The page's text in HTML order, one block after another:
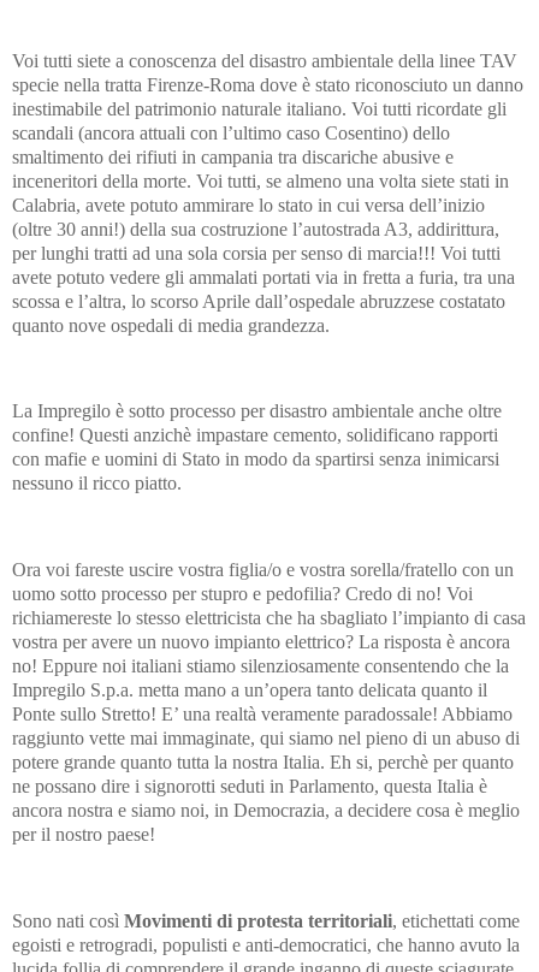
Voi tutti siete a conoscenza del disastro ambientale della linee TAV
specie nella tratta Firenze-Roma dove è stato riconosciuto un danno
inestimabile del patrimonio naturale italiano. Voi tutti ricordate gli
scandali (ancora attuali con l’ultimo caso Cosentino) dello
smaltimento dei rifiuti in campania tra discariche abusive e
inceneritori della morte. Voi tutti, se almeno una volta siete stati in
Calabria, avete potuto ammirare lo stato in cui versa dell’inizio
(oltre 30 anni!) della sua costruzione l’autostrada A3, addirittura,
per lunghi tratti ad una sola corsia per senso di marcia!!! Voi tutti
avete potuto vedere gli ammalati portati via in fretta a furia, tra una
scossa e l’altra, lo scorso Aprile dall’ospedale abruzzese costatato
quanto nove ospedali di media grandezza.
La Impregilo è sotto processo per disastro ambientale anche oltre
confine! Questi anzichè impastare cemento, solidificano rapporti
con mafie e uomini di Stato in modo da spartirsi senza inimicarsi
nessuno il ricco piatto.
Ora voi fareste uscire vostra figlia/o e vostra sorella/fratello con un
uomo sotto processo per stupro e pedofilia? Credo di no! Voi
richiamereste lo stesso elettricista che ha sbagliato l’impianto di casa
vostra per avere un nuovo impianto elettrico? La risposta è ancora
no! Eppure noi italiani stiamo silenziosamente consentendo che la
Impregilo S.p.a. metta mano a un’opera tanto delicata quanto il
Ponte sullo Stretto! E’ una realtà veramente paradossale! Abbiamo
raggiunto vette mai immaginate, qui siamo nel pieno di un abuso di
potere grande quanto tutta la nostra Italia. Eh si, perchè per quanto
ne possano dire i signorotti seduti in Parlamento, questa Italia è
ancora nostra e siamo noi, in Democrazia, a decidere cosa è meglio
per il nostro paese!
Sono nati così Movimenti di protesta territoriali, etichettati come
egoisti e retrogradi, populisti e anti-democratici, che hanno avuto la